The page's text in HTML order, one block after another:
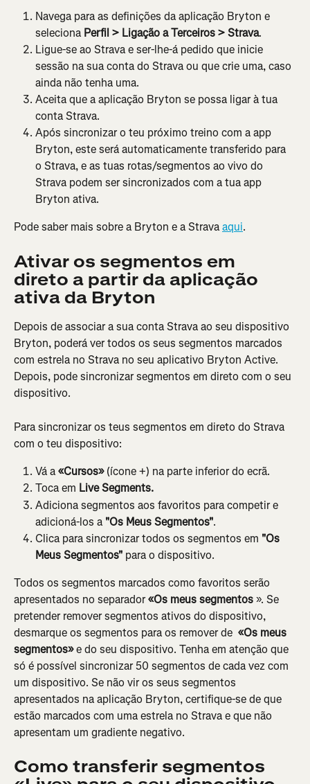
Navega para as definições da aplicação Bryton e
seleciona Perfil> Ligação a Terceiros > Strava.
Ligue-se ao Strava e ser-lhe-á pedido que inicie
sessão na sua conta do Strava ou que crie uma, caso
ainda não tenha uma.
Aceita que a aplicação Bryton se possa ligar à tua
conta Strava.
Após sincronizar o teu próximo treino com a app
Bryton, este será automaticamente transferido para
o Strava, e as tuas rotas/segmentos ao vivo do
Strava podem ser sincronizados com a tua app
Bryton ativa.
Pode saber mais sobre a Bryton e a Strava aqui.
Ativar os segmentos em
direto a partir da aplicação
ativa da Bryton
Depois de associar a sua conta Strava ao seu dispositivo
Bryton, poderá ver todos os seus segmentos marcados
com estrela no Strava no seu aplicativo Bryton Active.
Depois, pode sincronizar segmentos em direto com o seu
dispositivo.
Para sincronizar os teus segmentos em direto do Strava
com o teu dispositivo:
Vá a «Cursos» (ícone +) na parte inferior do ecrã.
Toca em Live Segments.
Adiciona segmentos aos favoritos para competir e
adicioná-los a "Os Meus Segmentos".
Clica para sincronizar todos os segmentos em "Os
Meus Segmentos" para o dispositivo.
Todos os segmentos marcados como favoritos serão
apresentados no separador «Os meus segmentos ». Se
pretender remover segmentos ativos do dispositivo,
desmarque os segmentos para os remover de «Os meus
segmentos» e do seu dispositivo. Tenha em atenção que
só é possível sincronizar 50 segmentos de cada vez com
um dispositivo. Se não vir os seus segmentos
apresentados na aplicação Bryton, certifique-se de que
estão marcados com uma estrela no Strava e que não
apresentam um gradiente negativo.
Como transferir segmentos